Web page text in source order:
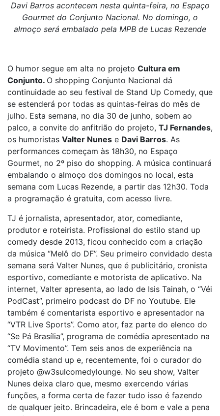
Davi Barros acontecem nesta quinta-feira, no Espaço
Gourmet do Conjunto Nacional. No domingo, o
almoço será embalado pela MPB de Lucas Rezende
O humor segue em alta no projeto Cultura em
Conjunto. O shopping Conjunto Nacional dá
continuidade ao seu festival de Stand Up Comedy, que
se estenderá por todas as quintas-feiras do mês de
julho. Esta semana, no dia 30 de junho, sobem ao
palco, a convite do anfitrião do projeto, TJ Fernandes,
os humoristas Valter Nunes e Davi Barros. As
performances começam às 18h30, no Espaço
Gourmet, no 2º piso do shopping. A música continuará
embalando o almoço dos domingos no local, esta
semana com Lucas Rezende, a partir das 12h30. Toda
a programação é gratuita, com acesso livre.
TJ é jornalista, apresentador, ator, comediante,
produtor e roteirista. Profissional do estilo stand up
comedy desde 2013, ficou conhecido com a criação
da música “Melô do DF”. Seu primeiro convidado desta
semana será Valter Nunes, que é publicitário, cronista
esportivo, comediante e motorista de aplicativo. Na
internet, Valter apresenta, ao lado de Isis Tainah, o “Véi
PodCast”, primeiro podcast do DF no Youtube. Ele
também é comentarista esportivo e apresentador na
“VTR Live Sports”. Como ator, faz parte do elenco do
“Se Pá Brasília”, programa de comédia apresentado na
“TV Movimento”. Tem seis anos de experiência na
comédia stand up e, recentemente, foi o curador do
projeto @w3sulcomedylounge. No seu show, Valter
Nunes deixa claro que, mesmo exercendo várias
funções, a forma certa de fazer tudo isso é fazendo
de qualquer jeito. Brincadeira, ele é bom e vale a pena